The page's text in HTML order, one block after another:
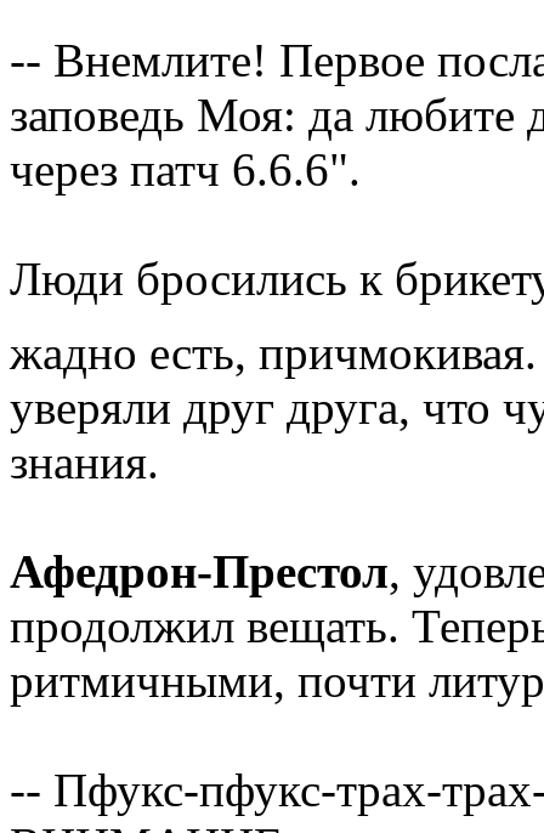
-- Внемлите! Первое
заповедь Моя: да любите
через патч 6.6.6".
Люди бросились к
жадно есть,
уверяли друг друга, что
знания.
Афедрон-Престол,
продолжил вещать.
ритмичными, почти
-- Пфукс-пфукс-трах-